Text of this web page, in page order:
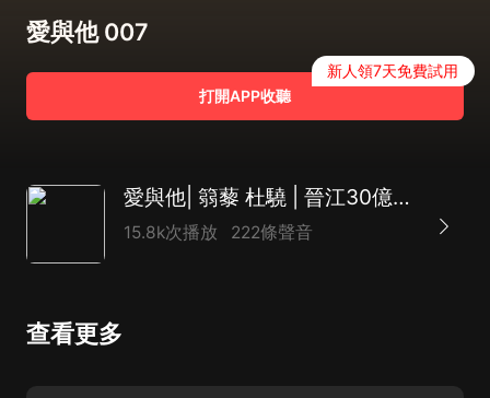
愛與他 007
打開APP收聽
新人領7天免費試用
愛與他| 篛藜 杜驍 | 晉江30億積分豪門世家霸寵甜文
15.8k次播放 222條聲音
查看更多